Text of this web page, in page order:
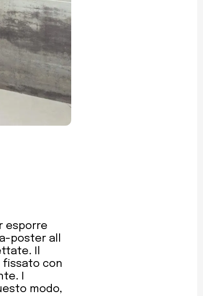
esporre
poster all
Il
fissato con
I
modo,